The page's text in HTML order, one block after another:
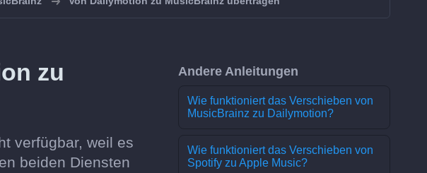
zu
verfügbar, weil es
beiden Diensten
Andere Anleitungen
Wie funktioniert das Verschieben von
MusicBrainz zu Dailymotion?
Wie funktioniert das Verschieben von
Spotify zu Apple Music?